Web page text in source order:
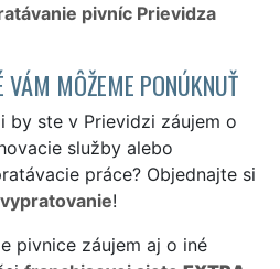
pivníc Prievidza
VÁM MÔŽEME PONÚKNUŤ
by ste v Prievidzi záujem o
služby alebo
práce? Objednajte si
vypratovanie!
pivnice záujem aj o iné